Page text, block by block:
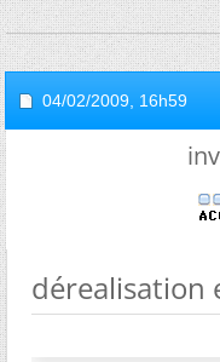
04/02/2009, 16h59
dérealisation